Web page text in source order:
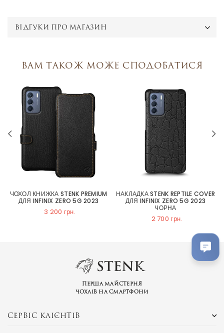
ВІДГУКИ ПРО МАГАЗИН
Вам також може сподобатися
ЧОХОЛ КНИЖКА STENK PREMIUM
ДЛЯ INFINIX ZERO 5G 2023
3 200 грн.
НАКЛАДКА STENK REPTILE COVER
ДЛЯ INFINIX ZERO 5G 2023
ЧОРНА
2 700 грн.
Перша майстерня
чохлів на смартфони
СЕРВІС КЛІЄНТІВ